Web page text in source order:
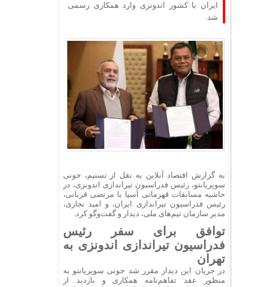
ایران با کشور اندونزی وارد همکاری رسمی
شد.
به گزارش اقتصاد آنلاین به نقل از تسنیم، جونی
سوپریانتو، رئیس فدراسیون تیراندازی اندونزی، در
حاشیه مسابقات قهرمانی آسیا با مرتضی قربانی،
رئیس فدراسیون تیراندازی ایران، و امید نجاری،
مدیر سازمان تیم‌های ملی، دیدار و گفت‌وگو کرد.
توافق برای سفر رئیس
فدراسیون تیراندازی اندونزی به
تهران
در جریان این دیدار مقرر شد جونی سوپریانتو به
منظور عقد تفاهم‌نامه همکاری و بازدید از